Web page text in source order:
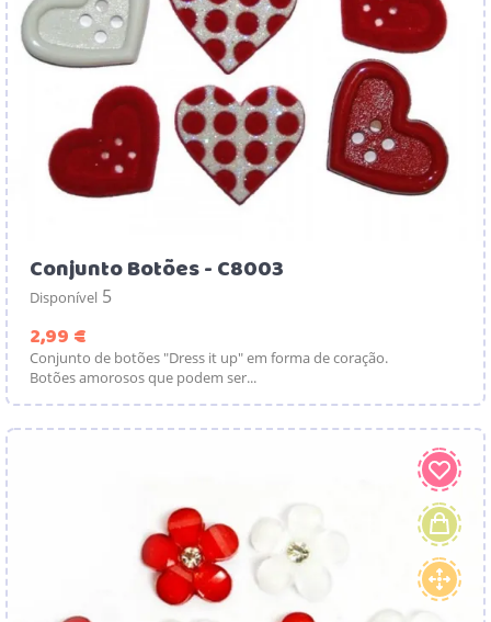
Conjunto Botões - C8003
Disponível 5
2,99 €
Conjunto de botões "Dress it up" em forma de coração.
Botões amorosos que podem ser...